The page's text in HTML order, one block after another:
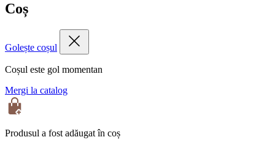
Coș
Golește coșul
Coșul este gol momentan
Mergi la catalog
Produsul a fost adăugat în coș